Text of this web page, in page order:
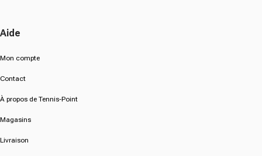
Aide
Mon compte
Contact
À propos de Tennis-Point
Magasins
Livraison